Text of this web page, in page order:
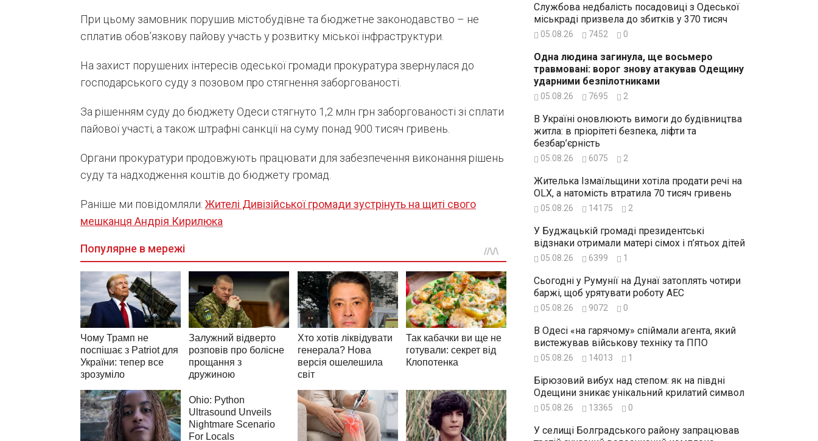
При цьому замовник порушив містобудівне та бюджетне законодавство – не
сплатив обов’язкову пайову участь у розвитку міської інфраструктури.
На захист порушених інтересів одеської громади прокуратура звернулася до
господарського суду з позовом про стягнення заборгованості.
За рішенням суду до бюджету Одеси стягнуто 1,2 млн грн заборгованості зі сплати
пайової участі, а також штрафні санкції на суму понад 900 тисяч гривень.
Органи прокуратури продовжують працювати для забезпечення виконання рішень
суду та надходження коштів до бюджету громад.
Раніше ми повідомляли: Жителі Дивізійської громади зустрінуть на щиті свого
мешканця Андрія Кирилюка
Службова недбалість посадовиці з Одеської
міськраді призвела до збитків у 370 тисяч
05.08.26 7452 0
Одна людина загинула, ще восьмеро
травмовані: ворог знову атакував Одещину
ударними безпілотниками
05.08.26 7695 2
В Україні оновлюють вимоги до будівництва
житла: в пріорітеті безпека, ліфти та
безбар’єрність
05.08.26 6075 2
Жителька Ізмаїльщини хотіла продати речі на
OLX, а натомість втратила 70 тисяч гривень
05.08.26 14175 2
У Буджацькій громаді президентські
відзнаки отримали матері сімох і п’ятьох дітей
05.08.26 6399 1
Сьогодні у Румунії на Дунаї затоплять чотири
баржі, щоб урятувати роботу АЕС
05.08.26 9072 0
В Одесі «на гарячому» спіймали агента, який
вистежував військову техніку та ППО
05.08.26 14013 1
Бірюзовий вибух над степом: як на півдні
Одещини зникає унікальний крилатий символ
05.08.26 13365 0
У селищі Болградського району запрацював